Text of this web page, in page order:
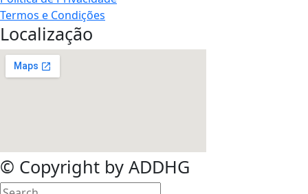
Termos e Condições
Localização
© Copyright by ADDHG
search